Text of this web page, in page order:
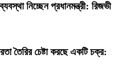
নিচ্ছেন প্রধানমন্ত্রী: রিজভী
তৈরির চেষ্টা করছে একটি চক্র: